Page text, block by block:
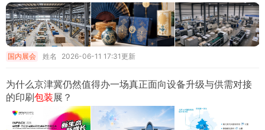
国内展会 姓名 2026-06-11 17:31更新
为什么京津冀仍然值得办一场真正面向设备升级与供需对接
的印刷包装展？